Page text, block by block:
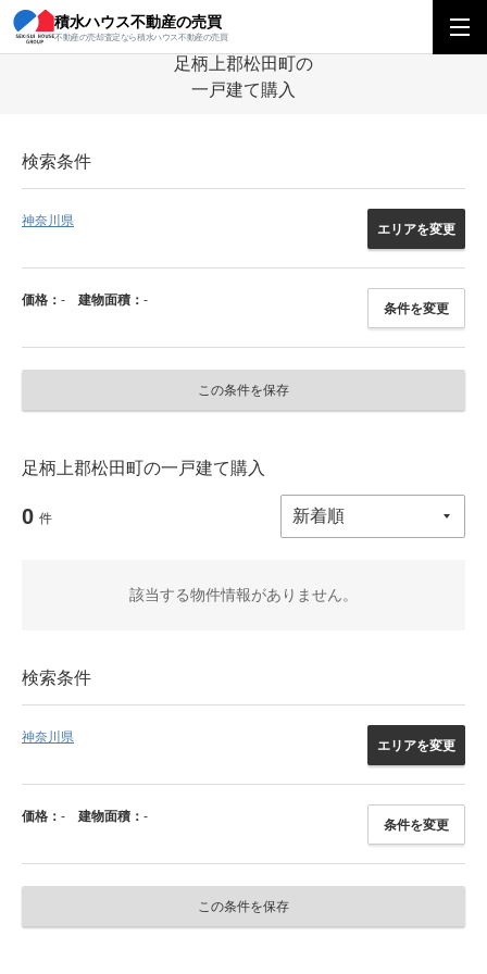
積水ハウス不動産の売買
不動産の売却査定なら積水ハウス不動産の売買
積水ハウス不動産の売買 関東エリア 足柄上郡松
足柄上郡松田町の
一戸建て購入
検索条件
神奈川県
エリアを変更
価格： - 建物面積： -
条件を変更
この条件を保存
足柄上郡松田町の一戸建て購入
0 件
該当する物件情報がありません。
検索条件
神奈川県
エリアを変更
価格： - 建物面積： -
条件を変更
この条件を保存